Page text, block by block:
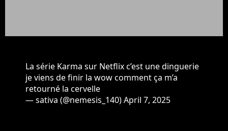
La série Karma sur Netflix c’est une dinguerie
je viens de finir la wow comment ça m’a
retourné la cervelle
— sativa (@nemesis_140)April 7, 2025